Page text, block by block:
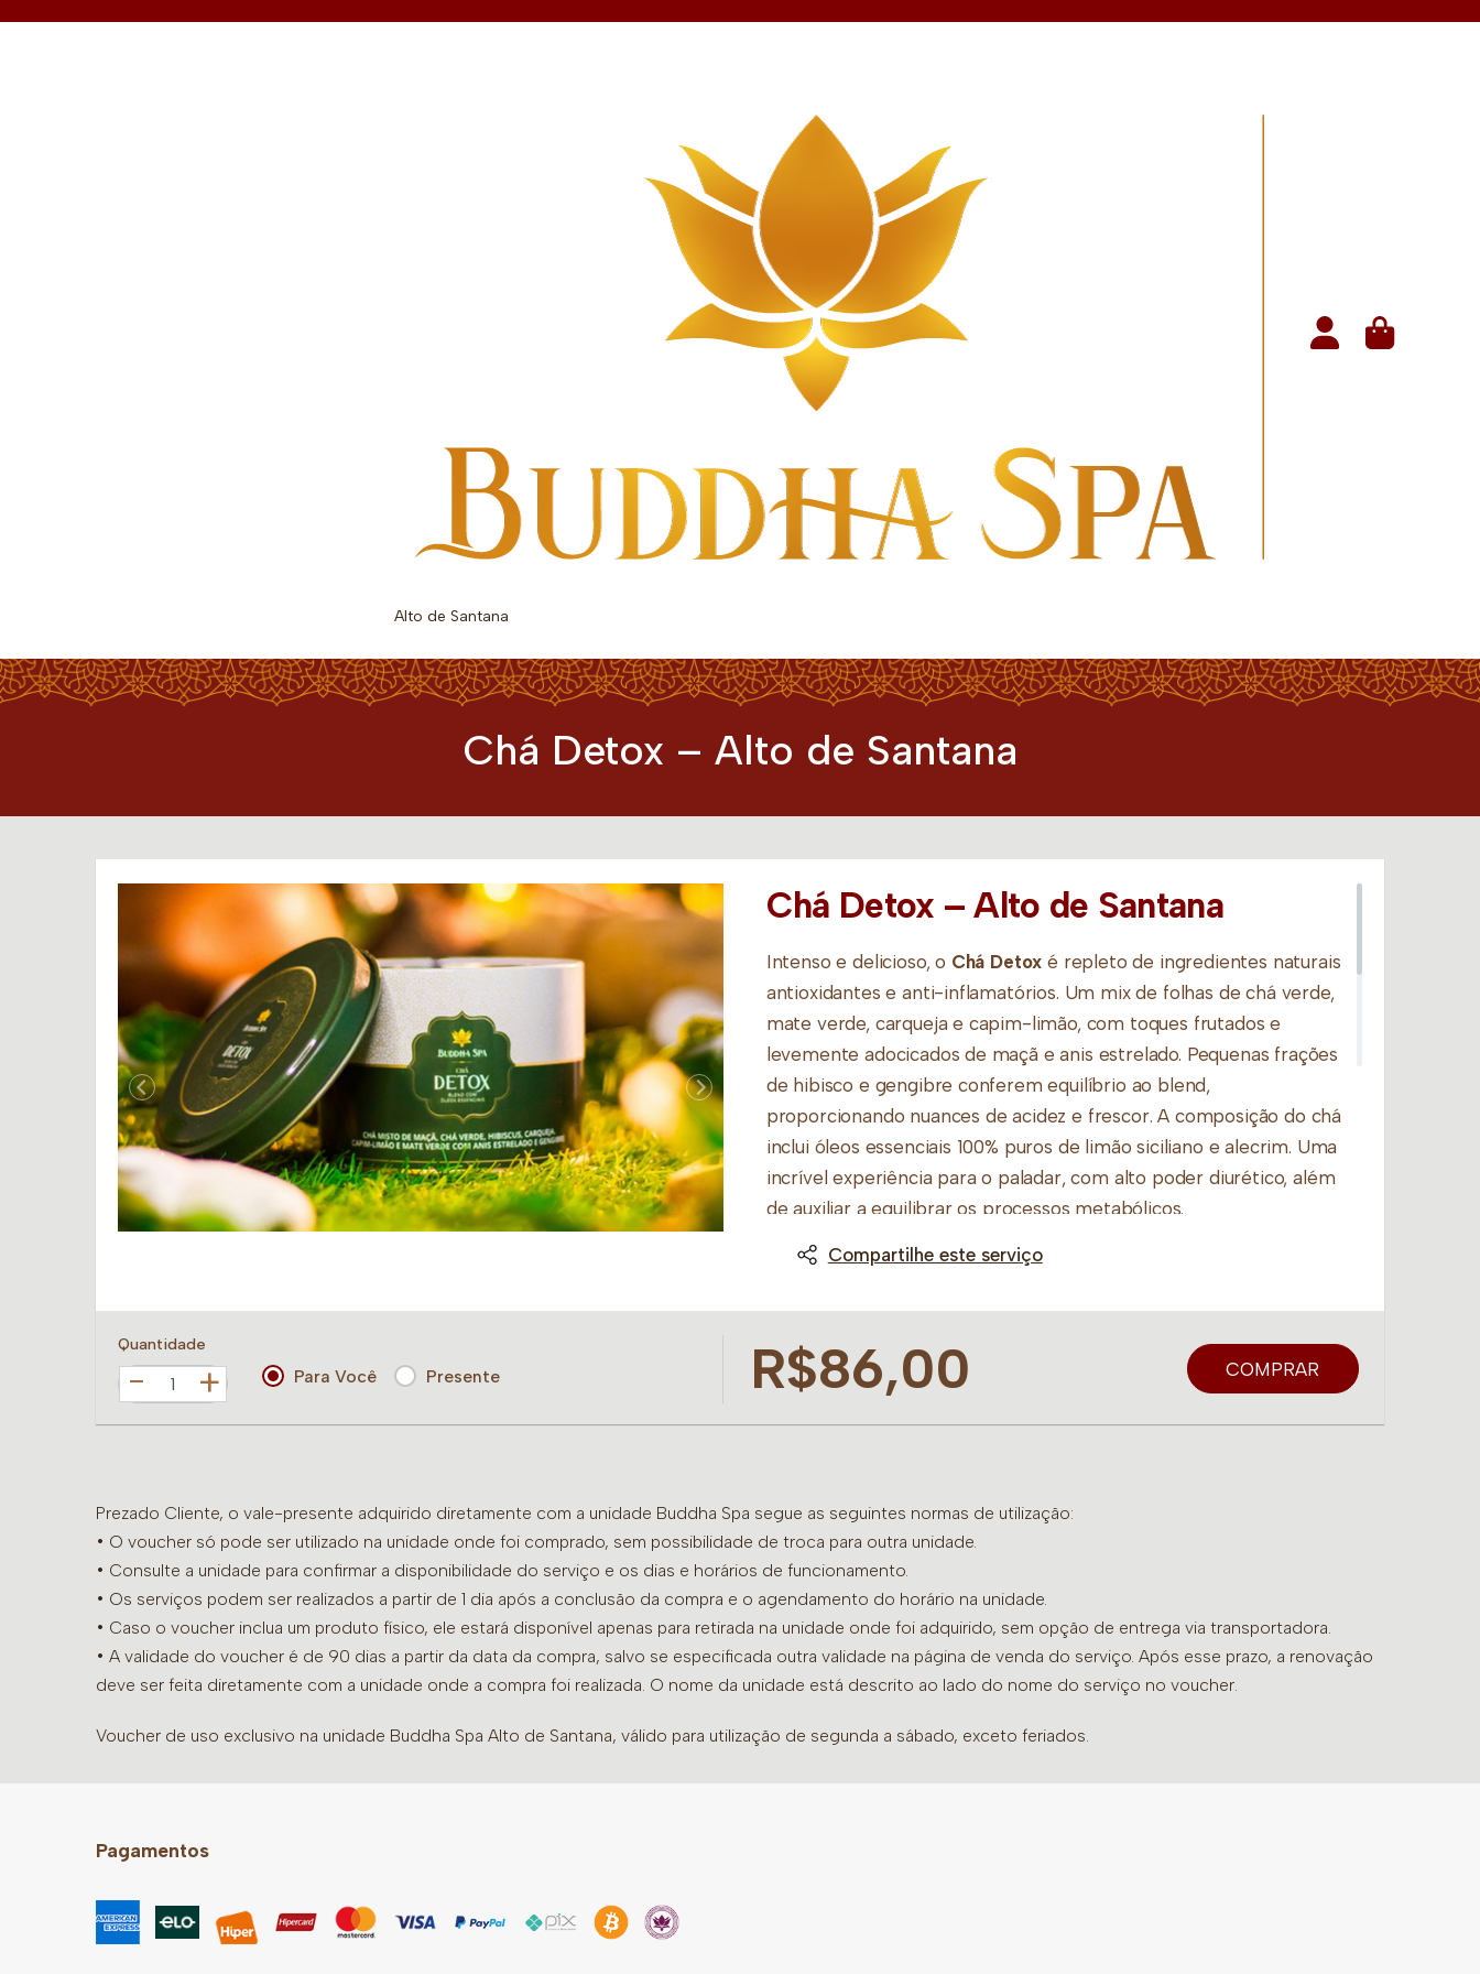
Alto de Santana
Chá Detox – Alto de Santana
Chá Detox – Alto de Santana
Intenso e delicioso, o Chá Detox é repleto de ingredientes naturais
antioxidantes e anti-inflamatórios. Um mix de folhas de chá verde,
mate verde, carqueja e capim-limão, com toques frutados e
levemente adocicados de maçã e anis estrelado. Pequenas frações
de hibisco e gengibre conferem equilíbrio ao blend,
proporcionando nuances de acidez e frescor. A composição do chá
inclui óleos essenciais 100% puros de limão siciliano e alecrim. Uma
incrível experiência para o paladar, com alto poder diurético, além
de auxiliar a equilibrar os processos metabólicos.
Benefícios:O chá detox contém propriedades diuréticas e
finalidade de liberar as toxinas do nosso organismo,
proporcionando uma agradável experiência e sensação de leveza
após a ingestão do chá. Modo de preparo na xicara: usar 1 colher de
Ingredientes:Maçã (Pyrus Malus L.) – frutos, Chá verde (Camelia
sinensis L. Kunt.) – folhas e talos, Hibiscus (Hibiscus sabdariffa L.) –
flores, Carqueja (Bacharis genistelloides (Lamarck) Person.) –
folhas, Capim-limão (Cymbopogon citratus stapf.) – folhas, Mate
verde (Ilex paraguariensis St. Hil.) – folhas, Anis estrelado (Illicium
verum Hook.) – frutos, Gengibre (Zingiber officinal Roscoe) –
alecrim. Contraindicação: É contraindicado para pessoas
Compartilhe este serviço
Quantidade
+ Para Você Presente R$86,00 COMPRAR
Prezado Cliente, o vale-presente adquirido diretamente com a unidade Buddha Spa segue as seguintes normas de utilização:
• O voucher só pode ser utilizado na unidade onde foi comprado, sem possibilidade de troca para outra unidade.
• Consulte a unidade para confirmar a disponibilidade do serviço e os dias e horários de funcionamento.
• Os serviços podem ser realizados a partir de 1 dia após a conclusão da compra e o agendamento do horário na unidade.
• Caso o voucher inclua um produto físico, ele estará disponível apenas para retirada na unidade onde foi adquirido, sem opção de entrega via transportadora.
• A validade do voucher é de 90 dias a partir da data da compra, salvo se especificada outra validade na página de venda do serviço. Após esse prazo, a renovação
deve ser feita diretamente com a unidade onde a compra foi realizada. O nome da unidade está descrito ao lado do nome do serviço no voucher.
Voucher de uso exclusivo na unidade Buddha Spa Alto de Santana, válido para utilização de segunda a sábado, exceto feriados.
Pagamentos